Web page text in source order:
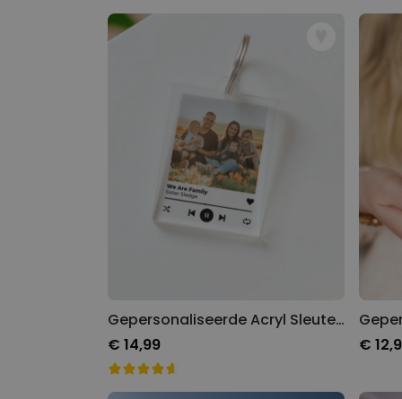
Gepersonaliseerde Acryl Sleutelhanger met Foto en Songtitel
€ 14,99
€